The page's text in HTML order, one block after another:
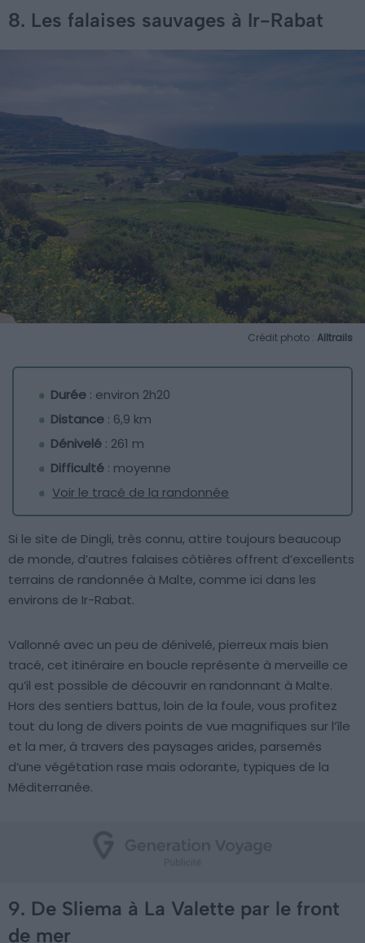
8. Les falaises sauvages à Ir-Rabat
Crédit photo : Alltrails
Durée : environ 2h20
Distance : 6,9 km
Dénivelé : 261 m
Difficulté : moyenne
Voir le tracé de la randonnée
Si le site de Dingli, très connu, attire toujours beaucoup
de monde, d’autres falaises côtières offrent d’excellents
terrains de randonnée à Malte, comme ici dans les
environs de Ir-Rabat.
Vallonné avec un peu de dénivelé, pierreux mais bien
tracé, cet itinéraire en boucle représente à merveille ce
qu’il est possible de découvrir en randonnant à Malte.
Hors des sentiers battus, loin de la foule, vous profitez
tout du long de divers points de vue magnifiques sur l’île
et la mer, à travers des paysages arides, parsemés
d’une végétation rase mais odorante, typiques de la
Méditerranée.
9. De Sliema à La Valette par le front
de mer